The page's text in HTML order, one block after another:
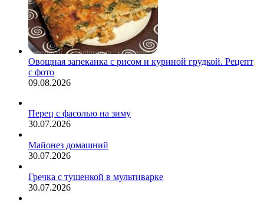
Овощная запеканка с рисом и куриной грудкой. Рецепт
с фото
09.08.2026
Перец с фасолью на зиму
30.07.2026
Майонез домашний
30.07.2026
Гречка с тушенкой в мультиварке
30.07.2026